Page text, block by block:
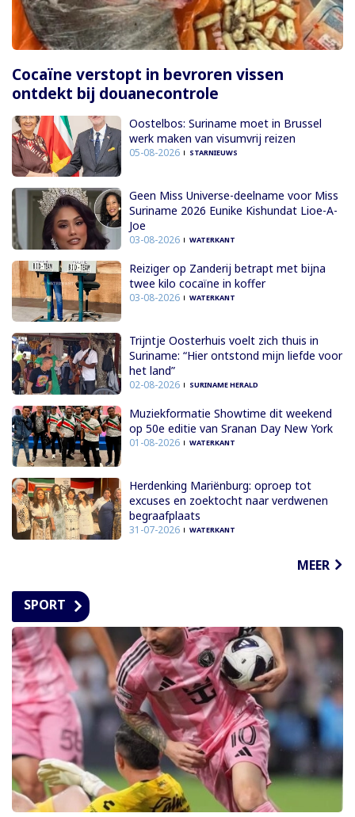
Cocaïne verstopt in bevroren vissen
ontdekt bij douanecontrole
Oostelbos: Suriname moet in Brussel
werk maken van visumvrij reizen
05-08-2026 STARNIEUWS
Geen Miss Universe-deelname voor Miss
Suriname 2026 Eunike Kishundat Lioe-A-
Joe
03-08-2026 WATERKANT
Reiziger op Zanderij betrapt met bijna
twee kilo cocaïne in koffer
03-08-2026 WATERKANT
Trijntje Oosterhuis voelt zich thuis in
Suriname: “Hier ontstond mijn liefde voor
het land”
02-08-2026 SURINAME HERALD
Muziekformatie Showtime dit weekend
op 50e editie van Sranan Day New York
01-08-2026 WATERKANT
Herdenking Mariënburg: oproep tot
excuses en zoektocht naar verdwenen
begraafplaats
31-07-2026 WATERKANT
MEER
SPORT